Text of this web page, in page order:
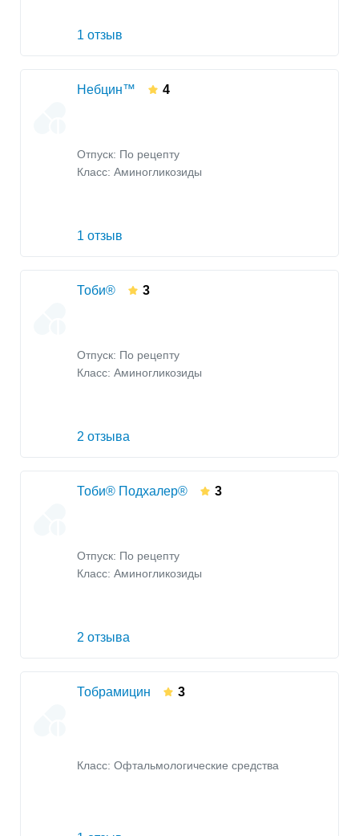
1 отзыв
Небцин™ 4
Отпуск: По рецепту
Класс: Аминогликозиды
1 отзыв
Тоби® 3
Отпуск: По рецепту
Класс: Аминогликозиды
2 отзыва
Тоби® Подхалер® 3
Отпуск: По рецепту
Класс: Аминогликозиды
2 отзыва
Тобрамицин 3
Класс: Офтальмологические средства